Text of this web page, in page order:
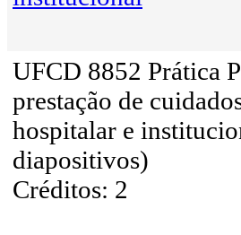
UFCD 8852 Prática
prestação de
hospitalar e
diapositivos)
Créditos: 2